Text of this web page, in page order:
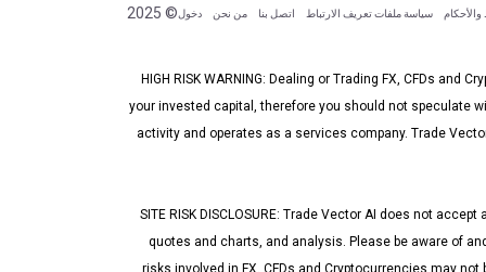
سياسة ملفات تعريف الارتباط اتصل بنا من نحن دخول© 2025